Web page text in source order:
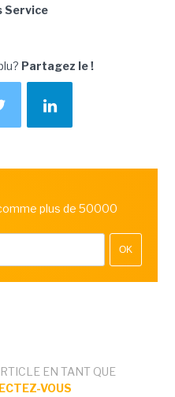
Service
Partagez le !
plus de 50000
OK
EN TANT QUE
VOUS